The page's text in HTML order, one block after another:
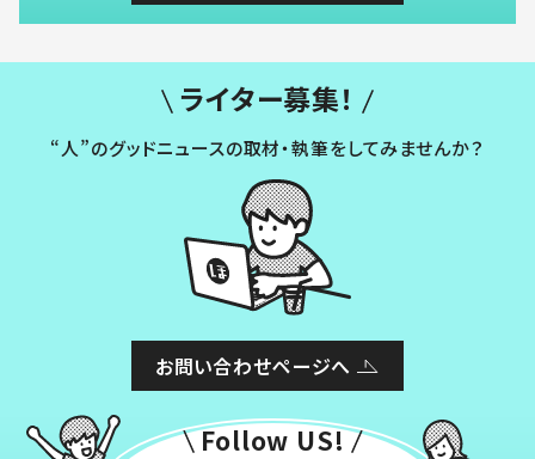
ライター募集！
“人”のグッドニュースの取材・執筆をしてみませんか？
お問い合わせページへ
Follow US!